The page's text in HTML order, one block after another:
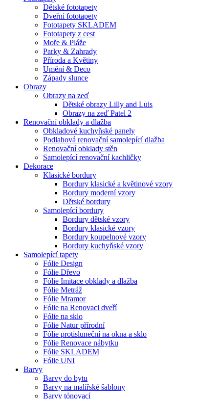
Dětské fototapety
Dveřní fototapety
Fototapety SKLADEM
Fototapety z cest
Moře & Pláže
Parky & Zahrady
Příroda a Květiny
Umění & Deco
Západy slunce
Obrazy
Obrazy na zeď
Dětské obrazy Lilly and Luis
Obrazy na zeď Patel 2
Renovační obklady a dlažba
Obkladové kuchyňské panely
Podlahová renovační samolepící dlažba
Renovační obklady stěn
Samolepící renovační kachličky
Dekorace
Klasické bordury
Bordury klasické a květinové vzory
Bordury moderní vzory
Dětské bordury
Samolepící bordury
Bordury dětské vzory
Bordury klasické vzory
Bordury koupelnové vzory
Bordury kuchyňské vzory
Samolepící tapety
Fólie Design
Fólie Dřevo
Fólie Imitace obklady a dlažba
Fólie Metráž
Fólie Mramor
Fólie na Renovaci dveří
Fólie na sklo
Fólie Natur přírodní
Fólie protisluneční na okna a sklo
Fólie Renovace nábytku
Fólie SKLADEM
Fólie UNI
Barvy
Barvy do bytu
Barvy na malířské šablony
Barvy tónovací